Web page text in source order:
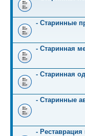
- Старинные
- Старинная
- Старинная
- Старинные
-